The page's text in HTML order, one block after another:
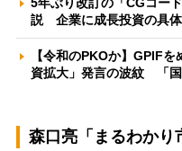
5年ぶり改訂の「CGコー
説 企業に成長投資の具
【令和のPKOか】GPIF
資拡大」発言の波紋 「
森口亮「まるわかり